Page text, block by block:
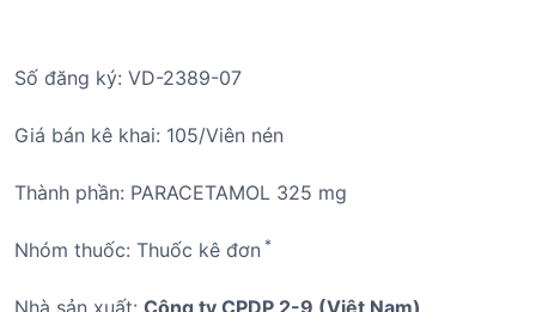
Số đăng ký: VD-2389-07
Giá bán kê khai: 105/Viên nén
Thành phần: PARACETAMOL 325 mg
Nhóm thuốc: Thuốc kê đơn *
Nhà sản xuất: Công ty CPDP 2-9 (Việt Nam)